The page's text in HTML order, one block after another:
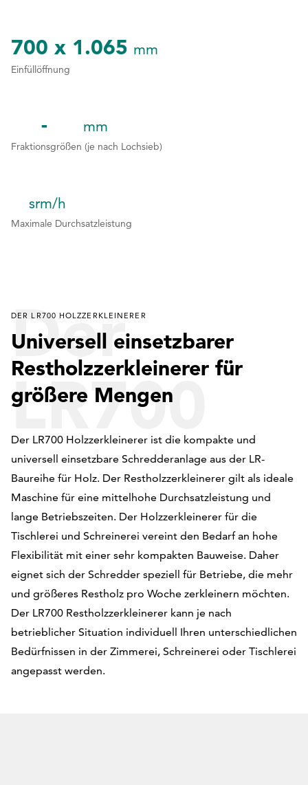
700 x 1.065 mm
Einfüllöffnung
11
3
4
1
3
4
1
4
7
8
9
0
mm
Fraktionsgrößen (je nach Lochsieb)
1
4
5
6
srm/h
Maximale Durchsatzleistung
Der
LR700
DER LR700 HOLZZERKLEINERER
Universell einsetzbarer
Restholzzerkleinerer für
größere Mengen
Der LR700 Holzzerkleinerer ist die kompakte und
universell einsetzbare Schredderanlage aus der LR-
Baureihe für Holz. Der Restholzzerkleinerer gilt als ideale
Maschine für eine mittelhohe Durchsatzleistung und
lange Betriebszeiten. Der Holzzerkleinerer für die
Tischlerei und Schreinerei vereint den Bedarf an hohe
Flexibilität mit einer sehr kompakten Bauweise. Daher
eignet sich der Schredder speziell für Betriebe, die mehr
und größeres Restholz pro Woche zerkleinern möchten.
Der LR700 Restholzzerkleinerer kann je nach
betrieblicher Situation individuell Ihren unterschiedlichen
Bedürfnissen in der Zimmerei, Schreinerei oder Tischlerei
angepasst werden.